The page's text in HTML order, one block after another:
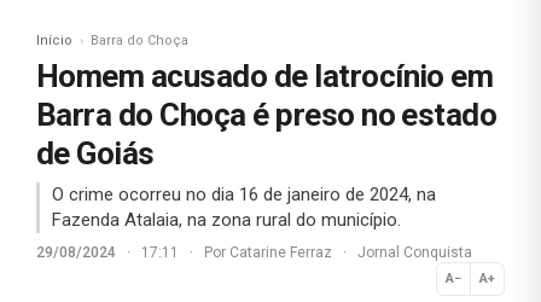
Início Barra do Choça
Homem acusado de latrocínio em
Barra do Choça é preso no estado
de Goiás
O crime ocorreu no dia 16 de janeiro de 2024, na
Fazenda Atalaia, na zona rural do município.
29/08/2024 · 17:11 · Por Catarine Ferraz · Jornal Conquista
A− A+
Normal